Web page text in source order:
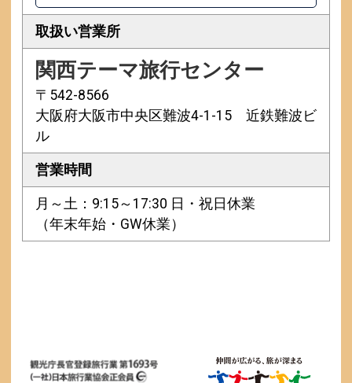
取扱い営業所
関西テーマ旅行センター
〒542-8566
大阪府大阪市中央区難波4-1-15 近鉄難波ビ
ル
営業時間
月～土：9:15～17:30 日・祝日休業
（年末年始・GW休業）